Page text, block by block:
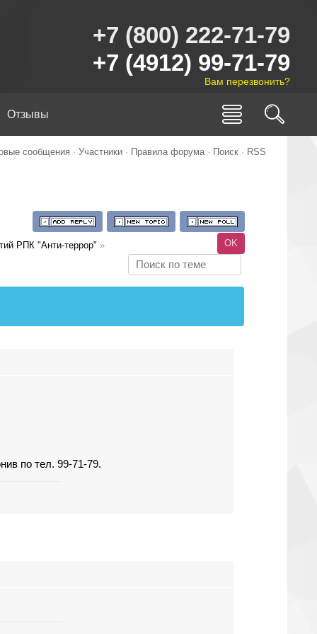
+7 (800) 222-71-79
+7 (4912) 99-71-79
Вам перезвонить?
Отзывы
сообщения · Участники · Правила форума· Поиск · RSS
РПК "Анти-террор" »
по тел. 99-71-79.